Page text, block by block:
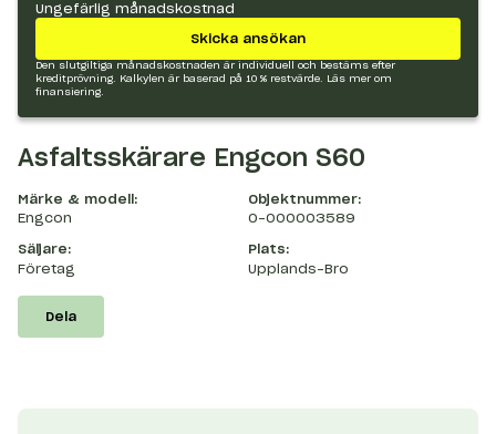
Ungefärlig månadskostnad
Skicka ansökan
Den slutgiltiga månadskostnaden är individuell och bestäms efter
kreditprövning. Kalkylen är baserad på 10 % restvärde.
Läs mer om
finansiering.
Asfaltsskärare Engcon S60
Märke & modell:
Engcon
Objektnummer:
O-000003589
Säljare:
Företag
Plats:
Upplands-Bro
Dela